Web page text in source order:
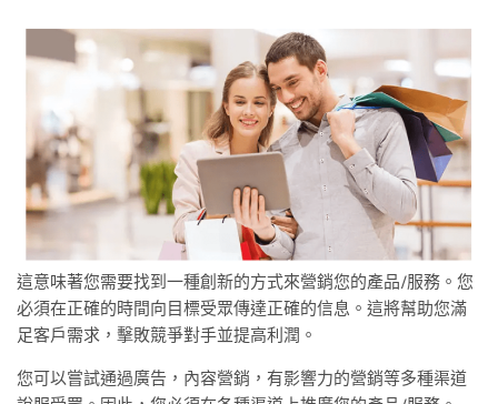
這意味著您需要找到一種創新的方式來營銷您的產品/服務。您
必須在正確的時間向目標受眾傳達正確的信息。這將幫助您滿
足客戶需求，擊敗競爭對手並提高利潤。
您可以嘗試通過廣告，內容營銷，有影響力的營銷等多種渠道